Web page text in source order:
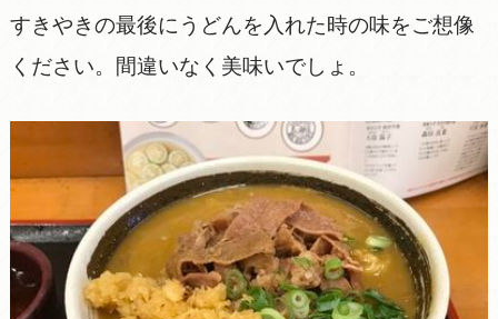
すきやきの最後にうどんを入れた時の味をご想像
ください。間違いなく美味いでしょ。